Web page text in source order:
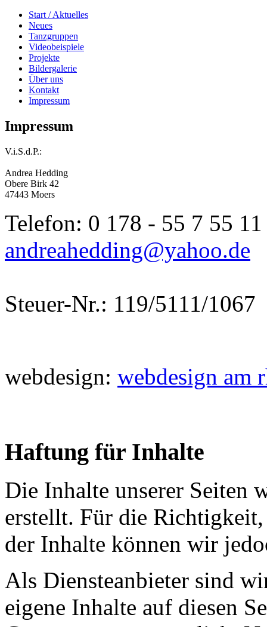
Start / Aktuelles
Neues
Tanzgruppen
Videobeispiele
Projekte
Bildergalerie
Über uns
Kontakt
Impressum
Impressum
V.i.S.d.P.:
Andrea Hedding
Obere Birk 42
47443 Moers
Telefon: 0 178 - 55 7 55 11
andreahedding@yahoo.de
Steuer-Nr.: 119/5111/1067
webdesign: webdesign am
Haftung für Inhalte
Die Inhalte unserer Seiten
erstellt. Für die
der Inhalte können wir
Als Diensteanbieter sind
eigene Inhalte auf diesen